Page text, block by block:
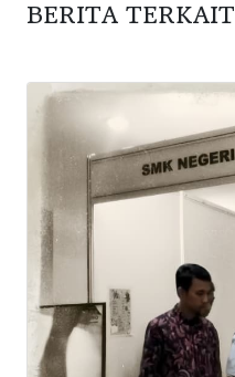
BERITA TERKAIT